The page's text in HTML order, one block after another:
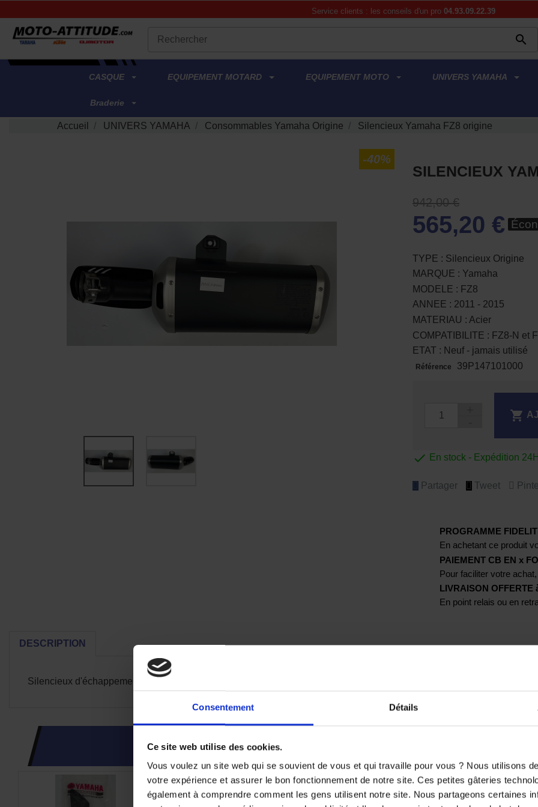
Consentement Détails
Ce site web utilise des cookies.
Vous voulez un site web qui se souvient de vous et qui travaille pour vous ? Nous utilisons
votre expérience et assurer le bon fonctionnement de notre site. Ces petites gâteries
également à comprendre comment les gens utilisent notre site. Nous partageons certaines
Service clients : les conseils d'un pro 04.93.09.22.39

.
CASQUE EQUIPEMENT MOTARD EQUIPEMENT MOTO UNIVERS YAMAHA
Braderie
Accueil UNIVERS YAMAHA Consommables Yamaha Origine Silencieux Yamaha FZ8 origine
-40%
SILENCIEUX
942,00 €
565,20 €
TYPE : Silencieux Origine
MARQUE : Yamaha
MODELE : FZ8
ANNEE : 2011 - 2015
MATERIAU : Acier
COMPATIBILITE : FZ8-N et
ETAT : Neuf - jamais utilisé
Référence 39P147101000

 En stock - Expédition 24H
Partager Tweet
PROGRAMME
En achetant ce produit
PAIEMENT CB EN x
Pour faciliter votre
LIVRAISON
En point relais ou en
DESCRIPTION
Silencieux d'échappement origine Yamaha pour FZ8
CES PRODUITS SONT SUSCEPTIBLES DE VOUS